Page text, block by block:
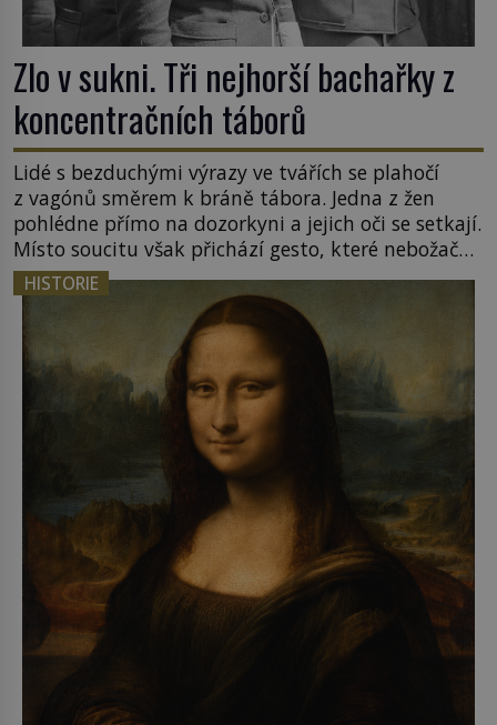
Zlo v sukni. Tři nejhorší bachařky z
koncentračních táborů
Lidé s bezduchými výrazy ve tvářích se plahočí
z vagónů směrem k bráně tábora. Jedna z žen
pohlédne přímo na dozorkyni a jejich oči se setkají.
Místo soucitu však přichází gesto, které nebožačku
posílá rovnou do plynové komory. Jména jako
Rudolf Höss (1901–1947), Josef Mengele (1911–
1979) či Heinrich Himmler (1900–1945) zná každý,
o koho se historie jen otřela. Jenže […]
HISTORIE